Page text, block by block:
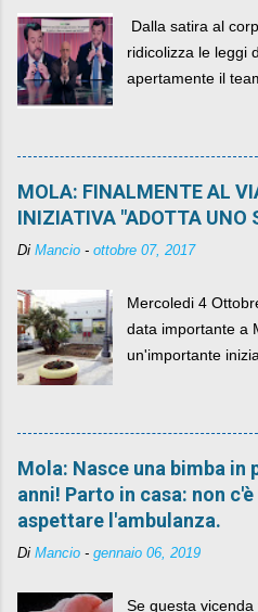
Dalla satira al
ridicolizza le leggi
apertamente il
MOLA: FINALMENTE AL
INIZIATIVA "ADOTTA UNO
Di Mancio - ottobre 07, 2017
Mercoledi 4
data importante a
un'importante
Mola: Nasce una bimba in
anni! Parto in casa: non
aspettare l'ambulanza.
Di Mancio - gennaio 06, 2019
Se questa